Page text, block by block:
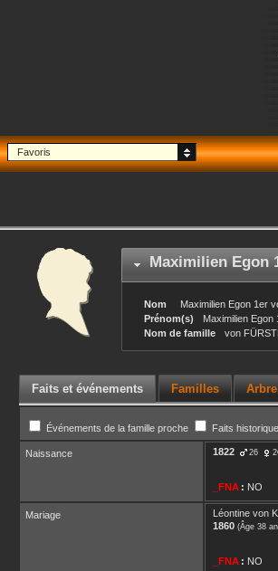
Favoris
Maximilien Egon
Nom Maximilien Egon 1er
Prénom(s)
Maximilien Egon
Nom de famille
von
Faits et événements Familles
Événements de la famille proche Faits
Naissance 1822 26
_FNA : NO
Mariage Léontine von
1860 (Âge 38
_FNA : NO